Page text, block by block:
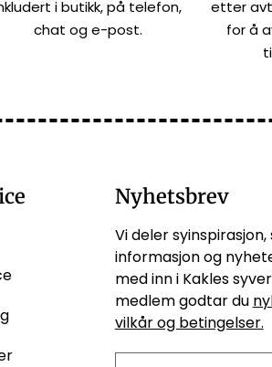
i butikk, på telefon,
chat og e-post.
etter
for å
Nyhetsbrev
Vi deler syinspirasjon,
informasjon og
med inn i Kakles
medlem godtar du
vilkår og betingelser.